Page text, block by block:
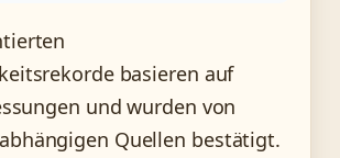
basieren auf
und wurden von
Quellen bestätigt.